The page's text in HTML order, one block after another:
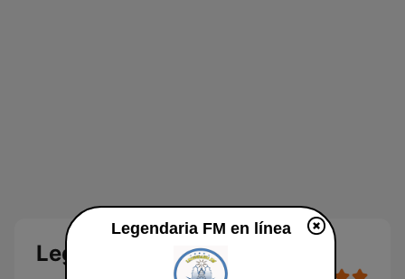
Legendaria FM en línea
Legendaria FM en línea